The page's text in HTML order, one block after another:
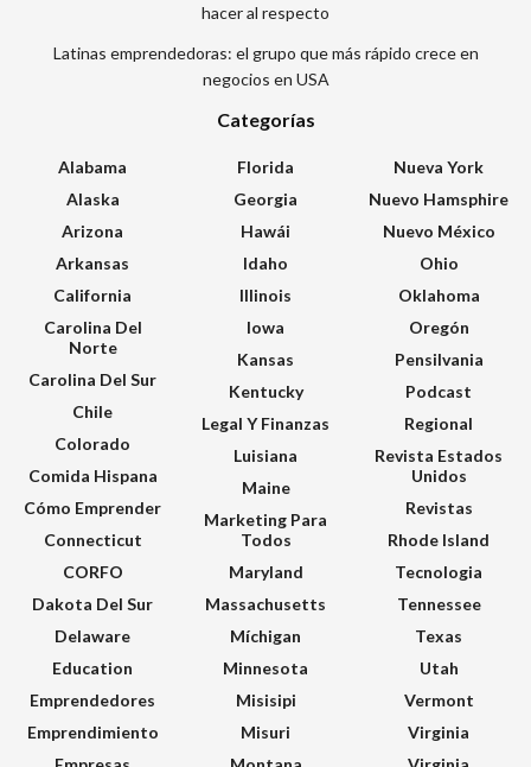
hacer al respecto
Latinas emprendedoras: el grupo que más rápido crece en
negocios en USA
Categorías
Alabama
Alaska
Arizona
Arkansas
California
Carolina Del
Norte
Carolina Del Sur
Chile
Colorado
Comida Hispana
Cómo Emprender
Connecticut
CORFO
Dakota Del Sur
Delaware
Education
Emprendedores
Emprendimiento
Florida
Georgia
Hawái
Idaho
Illinois
Iowa
Kansas
Kentucky
Legal Y Finanzas
Luisiana
Maine
Marketing Para
Todos
Maryland
Massachusetts
Míchigan
Minnesota
Misisipi
Misuri
Nueva York
Nuevo Hamsphire
Nuevo México
Ohio
Oklahoma
Oregón
Pensilvania
Podcast
Regional
Revista Estados
Unidos
Revistas
Rhode Island
Tecnologia
Tennessee
Texas
Utah
Vermont
Virginia